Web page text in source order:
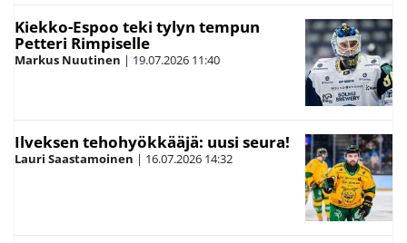
Kiekko-Espoo teki tylyn tempun
Petteri Rimpiselle
Markus Nuutinen | 19.07.2026 11:40
Ilveksen tehohyökkääjä: uusi seura!
Lauri Saastamoinen | 16.07.2026 14:32